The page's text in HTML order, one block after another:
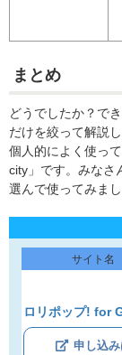
まとめ
どうでしたか？で
だけを絞って解説し
個人的によく使っ
city」です。みなさ
選んで使ってみまし
サイト名
ロリポップ! for
申し込み